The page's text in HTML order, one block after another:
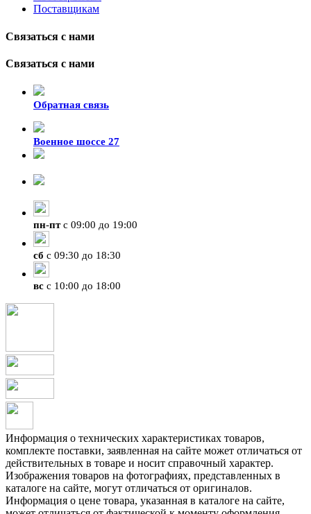
Поставщикам
Связаться с нами
Связаться с нами
Обратная связь
Военное шоссе 27
пн-птс 09:00 до 19:00
сб с 09:30 до 18:30
вс с 10:00 до 18:00
Информация о технических характеристиках товаров,
комплекте поставки, заявленная на сайте может отличаться от
действительных в товаре и носит справочный характер.
Изображения товаров на фотографиях, представленных в
каталоге на сайте, могут отличаться от оригиналов.
Информация о цене товара, указанная в каталоге на сайте,